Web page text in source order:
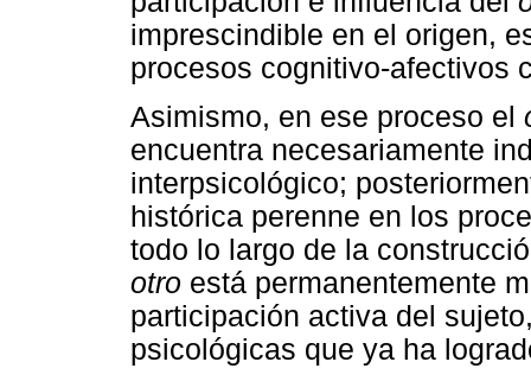
imprescindible en el origen,
procesos cognitivo-afectivos
Asimismo, en ese proceso el
encuentra necesariamente
interpsicológico;
histórica perenne en los
todo lo largo de la
otro está permanentemente
participación activa del
psicológicas que ya ha